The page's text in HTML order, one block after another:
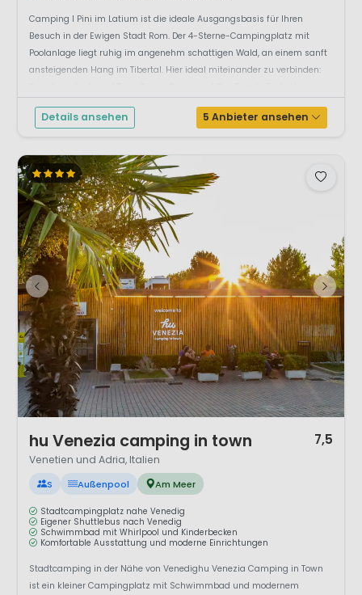
Camping I Pini im Latium ist die ideale Ausgangsbasis für Ihren
Besuch in der Ewigen Stadt Rom. Der 4-Sterne-Campingplatz mit
Poolanlage liegt ruhig im angenehm schattigen Wald, an einem sanft
ansteigenden Hang im Tibertal. Hier ideal miteinander zu verbinden:
allem auf Kinder ein...
Details ansehen 5 Anbieter ansehen
hu Venezia camping in town 7,5
Venetien und Adria, Italien
S Außenpool Am Meer
Stadtcampingplatz nahe Venedig
Eigener Shuttlebus nach Venedig
Schwimmbad mit Whirlpool und Kinderbecken
Komfortable Ausstattung und moderne Einrichtungen
Stadtcamping in der Nähe von Venedighu Venezia Camping in Town
ist ein kleiner Campingplatz mit Schwimmbad und modernem